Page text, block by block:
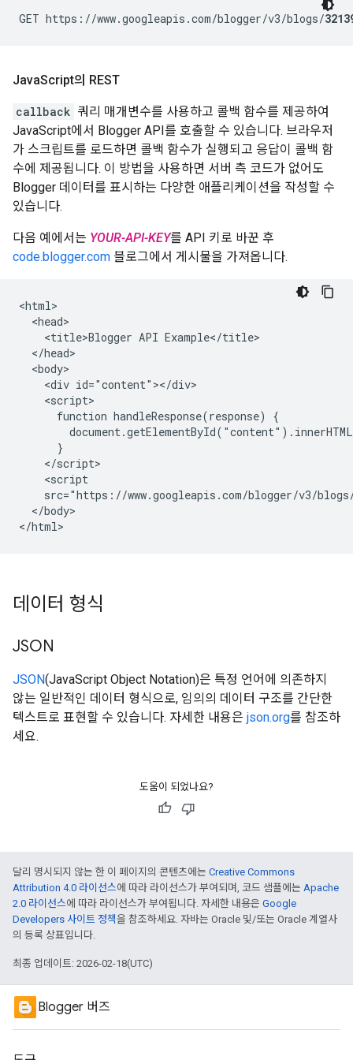
GET https://www.googleapis.com/blogger/v3/blogs/
JavaScript의 REST
callback 쿼리 매개변수를 사용하고 콜백 함수를 제공하여
JavaScript에서 Blogger API를 호출할 수 있습니다. 브라우저
가 스크립트를 로드하면 콜백 함수가 실행되고 응답이 콜백 함
수에 제공됩니다. 이 방법을 사용하면 서버 측 코드가 없어도
Blogger 데이터를 표시하는 다양한 애플리케이션을 작성할 수
있습니다.
다음 예에서는 YOUR-API-KEY를 API 키로 바꾼 후
code.blogger.com 블로그에서 게시물을 가져옵니다.
<html>
  <head>
    <title>Blogger API Example</title>
  </head>
  <body>
    <div id="content"></div>
    <script>
      function handleResponse(response) {
      }
    </script>
    <script
src="https://www.googleapis.com/blogger/v3/
  </body>
</html>
데이터 형식
JSON
JSON(JavaScript Object Notation)은 특정 언어에 의존하지
않는 일반적인 데이터 형식으로, 임의의 데이터 구조를 간단한
텍스트로 표현할 수 있습니다. 자세한 내용은 json.org를 참조하
세요.
도움이 되었나요?
달리 명시되지 않는 한 이 페이지의 콘텐츠에는 Creative Commons
Attribution 4.0 라이선스에 따라 라이선스가 부여되며, 코드 샘플에는 Apache
2.0 라이선스에 따라 라이선스가 부여됩니다. 자세한 내용은 Google
Developers 사이트 정책을 참조하세요. 자바는 Oracle 및/또는 Oracle 계열사
의 등록 상표입니다.
최종 업데이트: 2026-02-18(UTC)
Blogger 버즈